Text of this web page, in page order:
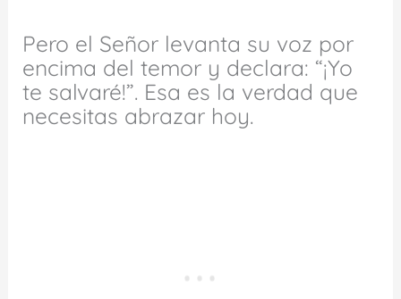
Pero el Señor levanta su voz por
encima del temor y declara: “¡Yo
te salvaré!”. Esa es la verdad que
necesitas abrazar hoy.